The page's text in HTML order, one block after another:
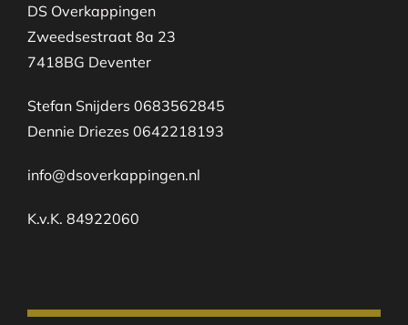
DS Overkappingen
Zweedsestraat 8a 23
7418BG Deventer
Stefan Snijders 0683562845
Dennie Driezes 0642218193
info@dsoverkappingen.nl
K.v.K. 84922060